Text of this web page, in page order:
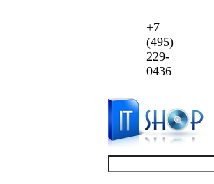
+7
(495)
229-
0436